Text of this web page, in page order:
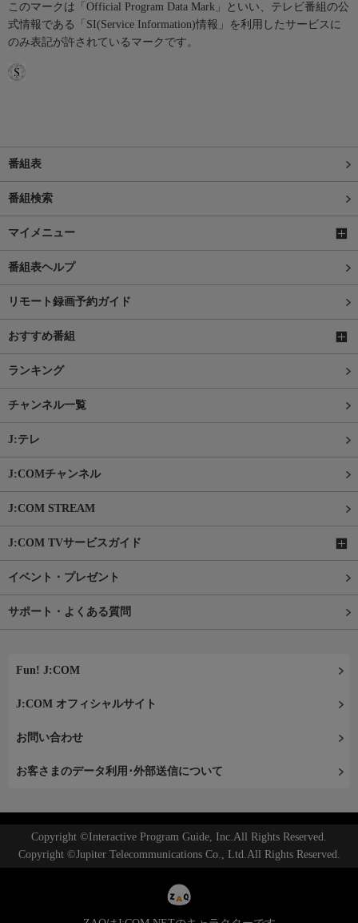
このマークは「Official Program Data Mark」といい、テレビ番組の公
式情報である「SI(Service Information)情報」を利用したサービスに
のみ表記が許されているマークです。
番組表
番組検索
マイメニュー
番組表ヘルプ
リモート録画予約ガイド
おすすめ番組
ランキング
チャンネル一覧
J:テレ
J:COMチャンネル
J:COM STREAM
J:COM TVサービスガイド
イベント・プレゼント
サポート・よくある質問
Fun! J:COM
J:COM オフィシャルサイト
お問い合わせ
お客さまのデータ利用･外部送信について
Copyright ©Interactive Program Guide, Inc.All Rights Reserved.
Copyright ©Jupiter Telecommunications Co., Ltd.All Rights Reserved.